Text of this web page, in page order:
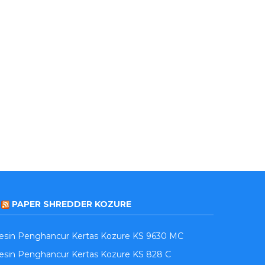
PAPER SHREDDER KOZURE
Penghancur Kertas Kozure KS 9630 MC
Penghancur Kertas Kozure KS 828 C